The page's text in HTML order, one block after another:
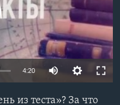
available
4:20
из теста»? За что